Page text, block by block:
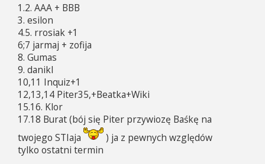
t
1.2. AAA + BBB
3. esilon
4.5. rrosiak +1
6;7 jarmaj + zofija
8. Gumas
9. danikl
10,11 Inquiz+1
12,13,14 Piter35,+Beatka+Wiki
15.16. Klor
17.18 Burat (bój się Piter przywiozę Baśkę na
twojego STIaja
) ja z pewnych względów
tylko ostatni termin